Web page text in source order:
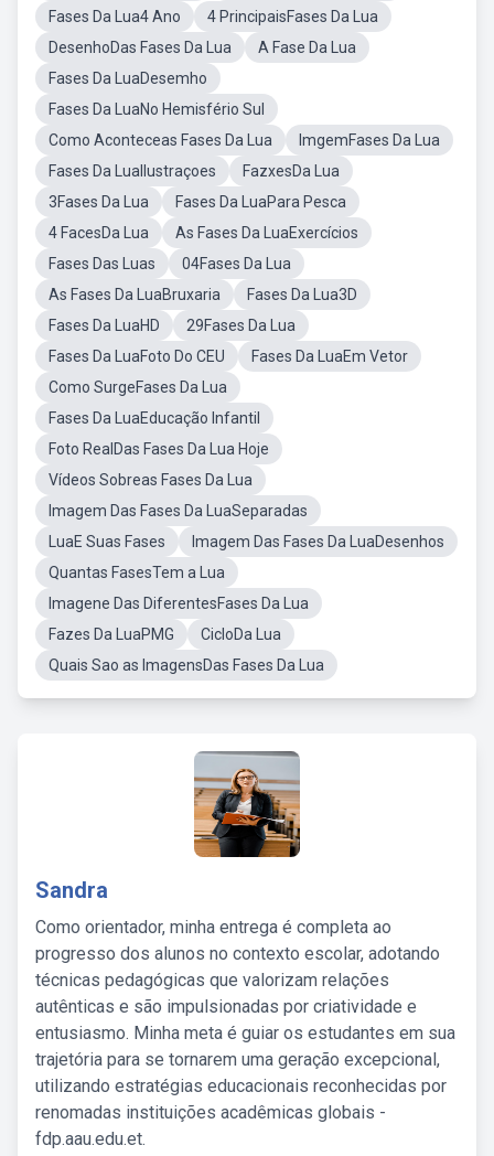
Fases Da Lua4 Ano
4 PrincipaisFases Da Lua
DesenhoDas Fases Da Lua
A Fase Da Lua
Fases Da LuaDesemho
Fases Da LuaNo Hemisfério Sul
Como Aconteceas Fases Da Lua
ImgemFases Da Lua
Fases Da LuaIlustraçoes
FazxesDa Lua
3Fases Da Lua
Fases Da LuaPara Pesca
4 FacesDa Lua
As Fases Da LuaExercícios
Fases Das Luas
04Fases Da Lua
As Fases Da LuaBruxaria
Fases Da Lua3D
Fases Da LuaHD
29Fases Da Lua
Fases Da LuaFoto Do CEU
Fases Da LuaEm Vetor
Como SurgeFases Da Lua
Fases Da LuaEducação Infantil
Foto RealDas Fases Da Lua Hoje
Vídeos Sobreas Fases Da Lua
Imagem Das Fases Da LuaSeparadas
LuaE Suas Fases
Imagem Das Fases Da LuaDesenhos
Quantas FasesTem a Lua
Imagene Das DiferentesFases Da Lua
Fazes Da LuaPMG
CicloDa Lua
Quais Sao as ImagensDas Fases Da Lua
Sandra
Como orientador, minha entrega é completa ao
progresso dos alunos no contexto escolar, adotando
técnicas pedagógicas que valorizam relações
autênticas e são impulsionadas por criatividade e
entusiasmo. Minha meta é guiar os estudantes em sua
trajetória para se tornarem uma geração excepcional,
utilizando estratégias educacionais reconhecidas por
renomadas instituições acadêmicas globais -
fdp.aau.edu.et.